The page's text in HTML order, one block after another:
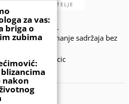
- KIDSINFO.BA.
preuzimanje sadržaja bez
izdavača.
by Amar SIjercic
za vas:
briga o
zubima
nakon